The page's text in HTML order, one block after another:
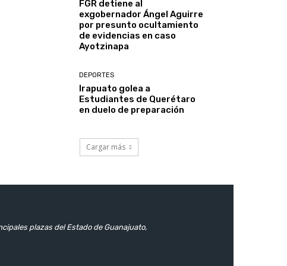
FGR detiene al
exgobernador Ángel Aguirre
por presunto ocultamiento
de evidencias en caso
Ayotzinapa
DEPORTES
Irapuato golea a
Estudiantes de Querétaro
en duelo de preparación
Cargar más
plazas del Estado de Guanajuato,